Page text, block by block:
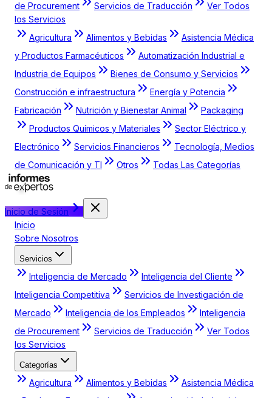
de Procurement
Servicios de Traducción
Ver Todos
los Servicios
Agricultura
Alimentos y Bebidas
Asistencia Médica
y Productos Farmacéuticos
Automatización Industrial e
Industria de Equipos
Bienes de Consumo y Servicios
Construcción e infraestructura
Energía y Potencia
Fabricación
Nutrición y Bienestar Animal
Packaging
Productos Químicos y Materiales
Sector Eléctrico y
Electrónico
Servicios Financieros
Tecnología, Medios
de Comunicación y TI
Otros Todas Las Categorías
Inicio de Sesión
Inicio
Sobre Nosotros
Servicios
Inteligencia de Mercado
Inteligencia del Cliente
Inteligencia Competitiva
Servicios de Investigación de
Mercado
Inteligencia de los Empleados
Inteligencia
de Procurement
Servicios de Traducción
Ver Todos
los Servicios
Categorías
Agricultura Alimentos y Bebidas
Asistencia Médica